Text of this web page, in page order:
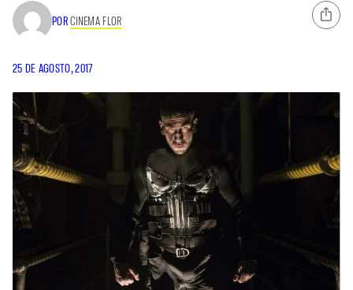
PORCINEMA FLOR
25 DE AGOSTO, 2017